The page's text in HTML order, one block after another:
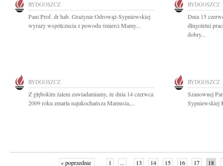
BYDGOSZCZ
Pani Prof. dr hab. Grażynie Odrowąż-Sypniewskiej
wyrazy współczucia z powodu śmierci Mamy...
BYDGOSZCZ
Dnia 15
długoletni
dobry...
BYDGOSZCZ
Z głębokim żalem zawiadamiamy, że dnia 14 czerwca
2009 roku zmarła najukochańsza Mamusia,...
BYDGOSZCZ
Szanownej
Sypniewskiej
« poprzednie 1 ... 13 14 15 16 17 18